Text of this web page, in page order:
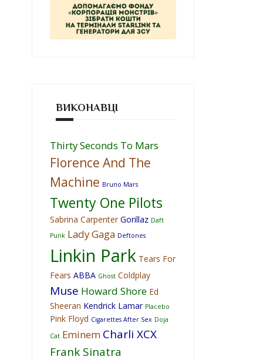
ВИКОНАВЦІ
Thirty Seconds To Mars
Florence And The
Machine Bruno Mars
Twenty One Pilots
Sabrina Carpenter Gorillaz Daft
Punk Lady Gaga Deftones
Linkin Park Tears For
Fears ABBA Ghost Coldplay
Muse Howard Shore Ed
Sheeran Kendrick Lamar Placebo
Pink Floyd Cigarettes After Sex Doja
Cat Eminem Charli XCX
Frank Sinatra